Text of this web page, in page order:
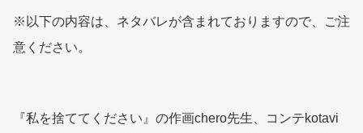
※以下の内容は、ネタバレが含まれておりますので、ご注
意ください。
『私を捨ててください』の作画chero先生、コンテkotavi